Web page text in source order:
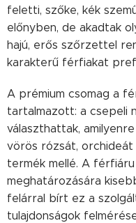
feletti, szőke, kék
előnyben, de akadtak
hajú, erős szőrzettel
karakterű férfiakat
A prémium csomag a
tartalmazott: a csepeli
választhattak,
vörös rózsát, orchideát
termék mellé. A
meghatározására
felárral bírt ez a
tulajdonságok